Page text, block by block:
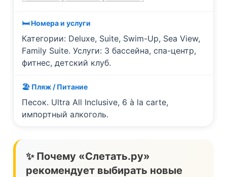
🛏️ Номера и услуги
Категории: Deluxe, Suite, Swim-Up, Sea View,
Family Suite. Услуги: 3 бассейна, спа-центр,
фитнес, детский клуб.
🏖️ Пляж / Питание
Песок. Ultra All Inclusive, 6 à la carte,
импортный алкоголь.
✨ Почему «Слетать.ру»
рекомендует выбирать новые